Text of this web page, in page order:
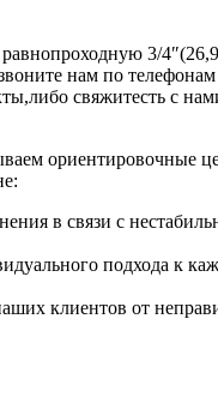
равнопроходную 3/
нам по
свяжитесть с
ориентировочные
в связи с
подхода к
клиентов от